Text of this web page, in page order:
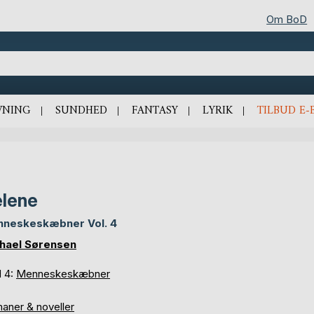
Om BoD
SUNDHED FANTASY LYRIK TILBUD E-
Vol. 4
Sørensen
4: Menneskeskæbner
& noveller